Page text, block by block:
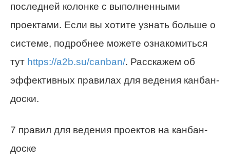
последней колонке с выполненными
проектами. Если вы хотите узнать больше о
системе, подробнее можете ознакомиться
тут https://a2b.su/canban/. Расскажем об
эффективных правилах для ведения канбан-
доски.
7 правил для ведения проектов на канбан-
доске